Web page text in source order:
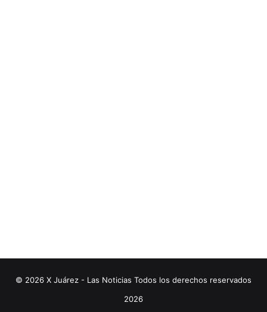
© 2026 X Juárez - Las Noticias Todos los derechos reservados
2026